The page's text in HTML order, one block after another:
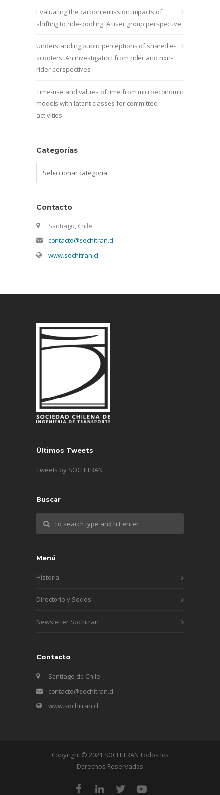
Evaluating the carbon emission impacts of
shifting to ride-pooling: A user group perspective
Understanding public perceptions of shared e-
scooters: An investigation from rider and non-
rider perspectives
Time-use and values of time from microeconomic
models with latent classes for committed
activities
Categorías
Contacto
Santiago, Chile.
contacto@sochitran.cl
www.sochitran.cl
Últimos Tweets
Tweets by SOCHITRAN
Buscar
Menú
Historia
Directorio y Socios
Newsletter Sochitran
Contacto
Santiago de Chile
contacto@sochitran.cl
www.sochitran.cl
Copyright © 2021 SOCHITRAN Todos los
Derechos Reservados